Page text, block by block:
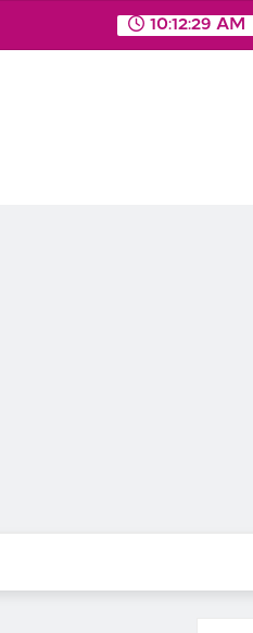
10:12:29 AM